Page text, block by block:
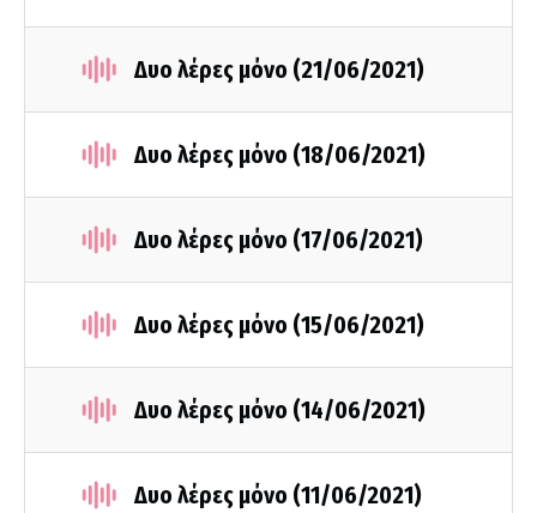
Δυο λέρες μόνο (21/06/2021)
Δυο λέρες μόνο (18/06/2021)
Δυο λέρες μόνο (17/06/2021)
Δυο λέρες μόνο (15/06/2021)
Δυο λέρες μόνο (14/06/2021)
Δυο λέρες μόνο (11/06/2021)